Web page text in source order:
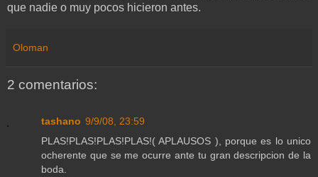
que nadie o muy pocos hicieron antes.
Oloman
2 comentarios:
tashano 9/9/08, 23:59
PLAS!PLAS!PLAS!PLAS!( APLAUSOS ), porque es lo unico
ocherente que se me ocurre ante tu gran descripcion de la
boda.